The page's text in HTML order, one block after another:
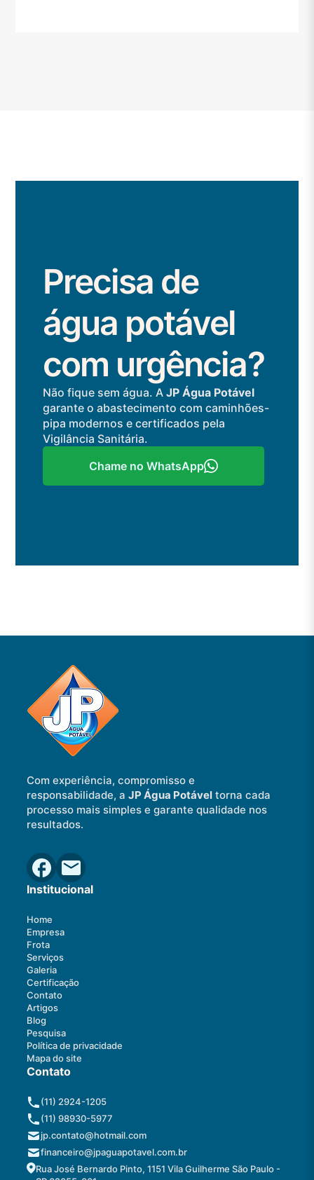
Precisa de
água potável
com urgência?
Não fique sem água. A JP Água Potável
garante o abastecimento com caminhões-
pipa modernos e certificados pela
Vigilância Sanitária.
Chame no WhatsApp
Com experiência, compromisso e
responsabilidade, aJP Água Potável torna cada
processo mais simples e garante qualidade nos
resultados.
Institucional
Home
Empresa
Frota
Serviços
Galeria
Certificação
Contato
Artigos
Blog
Pesquisa
Política de privacidade
Mapa do site
Contato
(11) 2924-1205
(11) 98930-5977
jp.contato@hotmail.com
financeiro@jpaguapotavel.com.br
Rua José Bernardo Pinto, 1151 Vila Guilherme São Paulo -